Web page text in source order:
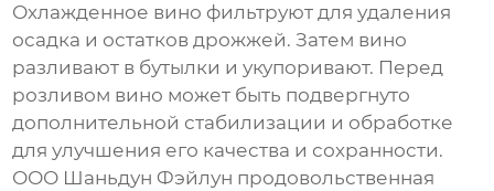
Охлажденное вино фильтруют для удаления
осадка и остатков дрожжей. Затем вино
разливают в бутылки и укупоривают. Перед
розливом вино может быть подвергнуто
дополнительной стабилизации и обработке
для улучшения его качества и сохранности.
ООО Шаньдун Фэйлун продовольственная